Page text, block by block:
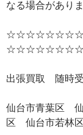
なる場合がありま
出張買取 随時受
仙台市青葉区
区 仙台市若林区